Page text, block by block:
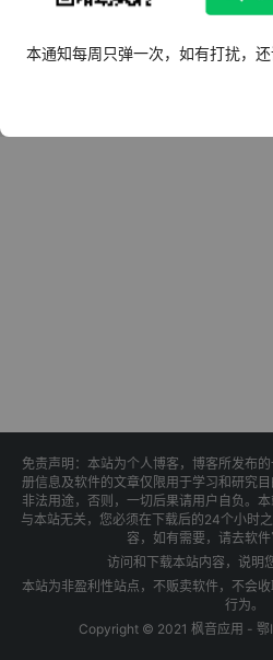
免责声明：本站为个人博客，博客所发布
册信息及软件的文章仅限用于学习和研究
非法用途，否则，一切后果请用户自负。
与本站无关，您必须在下载后的24个小时
容，如有需要，请去软件
访问和下载本站内容，说明
本站为非盈利性站点，不贩卖软件，不会
行为。
Copyright © 2021 枫音应用 -
本通知每周只弹一次，如有打扰，